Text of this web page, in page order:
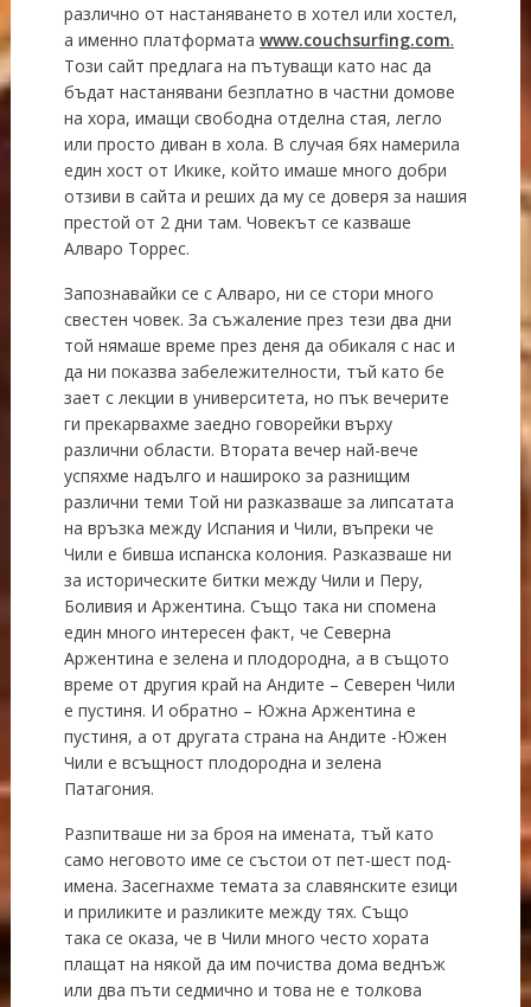
различно от настаняването в хотел или хостел,
а именно платформата www.couchsurfing.com.
Този сайт предлага на пътуващи като нас да
бъдат настанявани безплатно в частни домове
на хора, имащи свободна отделна стая, легло
или просто диван в хола. В случая бях намерила
един хост от Икике, който имаше много добри
отзиви в сайта и реших да му се доверя за нашия
престой от 2 дни там. Човекът се казваше
Алваро Торрес.
Запознавайки се с Алваро, ни се стори много
свестен човек. За съжаление през тези два дни
той нямаше време през деня да обикаля с нас и
да ни показва забележителности, тъй като бе
зает с лекции в университета, но пък вечерите
ги прекарвахме заедно говорейки върху
различни области. Втората вечер най-вече
успяхме надълго и нашироко за разнищим
различни теми Той ни разказваше за липсатата
на връзка между Испания и Чили, въпреки че
Чили е бивша испанска колония. Разказваше ни
за историческите битки между Чили и Перу,
Боливия и Аржентина. Също така ни спомена
един много интересен факт, че Северна
Аржентина е зелена и плодородна, а в същото
време от другия край на Андите – Северен Чили
е пустиня. И обратно – Южна Аржентина е
пустиня, а от другата страна на Андите -Южен
Чили е всъщност плодородна и зелена
Патагония.
Разпитваше ни за броя на имената, тъй като
само неговото име се състои от пет-шест под-
имена. Засегнахме темата за славянските езици
и приликите и разликите между тях. Също
така се оказа, че в Чили много често хората
плащат на някой да им почиства дома веднъж
или два пъти седмично и това не е толкова